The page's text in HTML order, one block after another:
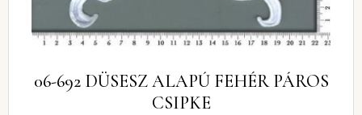
06-692 DÜSESZ ALAPÚ FEHÉR PÁROS
CSIPKE